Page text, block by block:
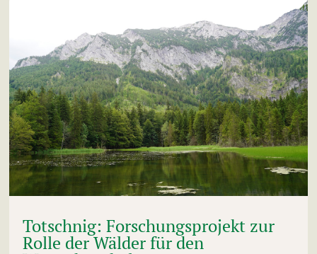
Totschnig: Forschungsprojekt zur
Rolle der Wälder für den